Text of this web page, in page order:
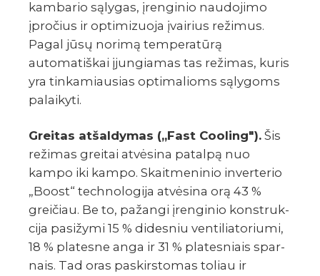
kambario sąlygas, įrenginio naudojimo
įpročius ir optimizuoja įvairius režimus.
Pagal jūsų norimą temperatūrą
automatiškai įjungiamas tas režimas, kuris
yra tinkamiausias optimalioms sąlygoms
palaikyti.
Grei­tas atša­l­dy­­mas (,,Fast Cooling"). Šis
reži­­mas grei­tai atvė­sina patalpą nuo
kampo iki kampo. Skai­t­me­ni­nio inve­r­te­­rio
„Boost“ tech­­no­lo­gija atvė­sina orą 43 %
grei­čiau. Be to, pažangi įren­gi­nio kons­t­ru­k­
cija pasi­­žymi 15 % dide­s­niu venti­lia­to­riumi,
18 % platesne anga ir 31 % plate­s­niais spar­
nais. Tad oras paskir­s­to­­mas toliau ir